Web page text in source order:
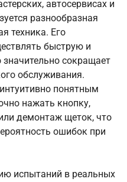
автосервисах и
разнообразная
техника. Его
быструю и
сокращает
обслуживания.
понятным
нажать кнопку,
демонтаж щеток, что
ошибок при
испытаний в реальных